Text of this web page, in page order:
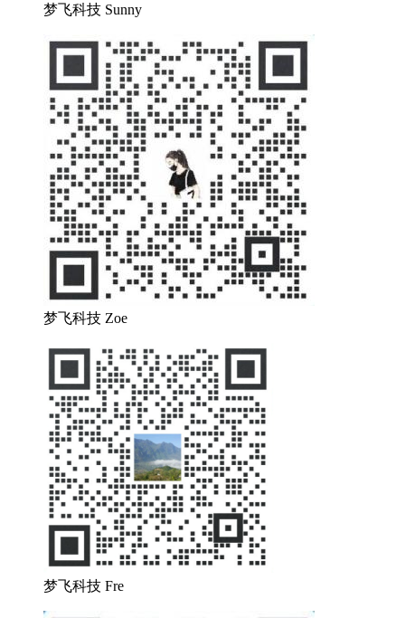
梦飞科技 Sunny
梦飞科技 Zoe
梦飞科技 Fre